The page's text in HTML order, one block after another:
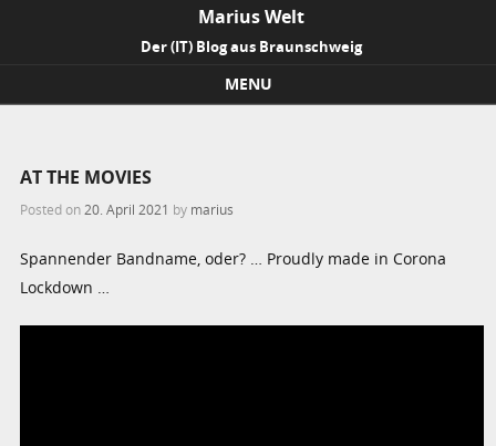
Marius Welt
Der (IT) Blog aus Braunschweig
MENU
AT THE MOVIES
Posted on 20. April 2021 by marius
Spannender Bandname, oder? … Proudly made in Corona
Lockdown …